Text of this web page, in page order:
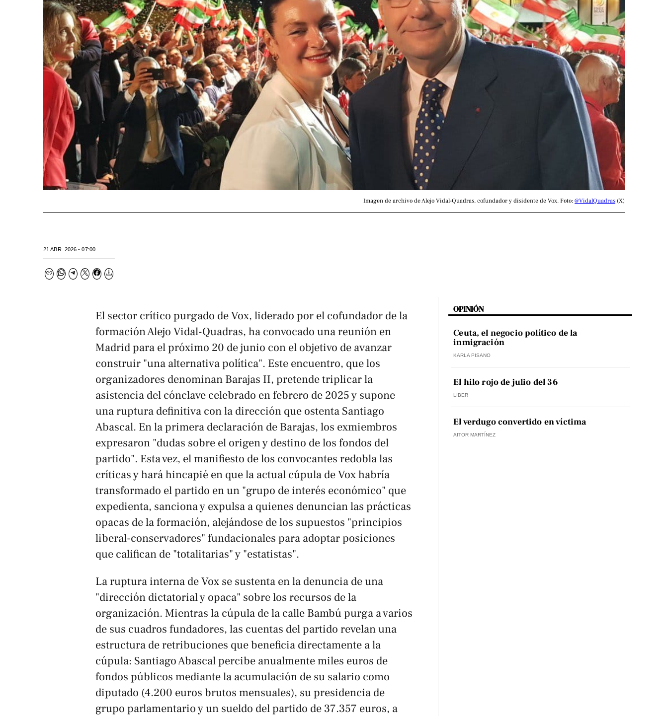
Imagen de archivo de Alejo Vidal-Quadras, cofundador y disidente de Vox. Foto: @VidalQuadras (X)
21 ABR. 2026 - 07:00
El sector crítico purgado de Vox, liderado por el cofundador de la
formación Alejo Vidal-Quadras, ha convocado una reunión en
Madrid para el próximo 20 de junio con el objetivo de avanzar
construir "una alternativa política". Este encuentro, que los
organizadores denominan Barajas II, pretende triplicar la
asistencia del cónclave celebrado en febrero de 2025 y supone
una ruptura definitiva con la dirección que ostenta Santiago
Abascal. En la primera declaración de Barajas, los exmiembros
expresaron "dudas sobre el origen y destino de los fondos del
partido". Esta vez, el manifiesto de los convocantes redobla las
críticas y hará hincapié en que la actual cúpula de Vox habría
transformado el partido en un "grupo de interés económico" que
expedienta, sanciona y expulsa a quienes denuncian las prácticas
opacas de la formación, alejándose de los supuestos "principios
liberal-conservadores" fundacionales para adoptar posiciones
que califican de "totalitarias" y "estatistas".
La ruptura interna de Vox se sustenta en la denuncia de una
"dirección dictatorial y opaca" sobre los recursos de la
organización. Mientras la cúpula de la calle Bambú purga a varios
de sus cuadros fundadores, las cuentas del partido revelan una
estructura de retribuciones que beneficia directamente a la
cúpula: Santiago Abascal percibe anualmente miles euros de
fondos públicos mediante la acumulación de su salario como
diputado (4.200 euros brutos mensuales), su presidencia de
grupo parlamentario y un sueldo del partido de 37.357 euros, a
OPINIÓN
Ceuta, el negocio político de la
inmigración
KARLA PISANO
El hilo rojo de julio del 36
LIBER
El verdugo convertido en víctima
AITOR MARTÍNEZ